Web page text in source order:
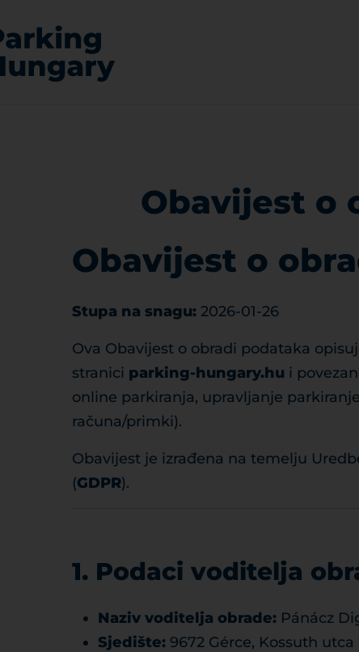
Obavijest o
Obavijest o
Stupa na snagu: 2026-01-26
Ova Obavijest o obradi podataka
stranici parking-hungary.hu i
online parkiranja, upravljanje
računa/primki).
Obavijest je izrađena na temelju
(GDPR).
1. Podaci voditelja
Naziv voditelja obrade: Pánácz
Sjedište: 9672 Gérce, Kossuth utca